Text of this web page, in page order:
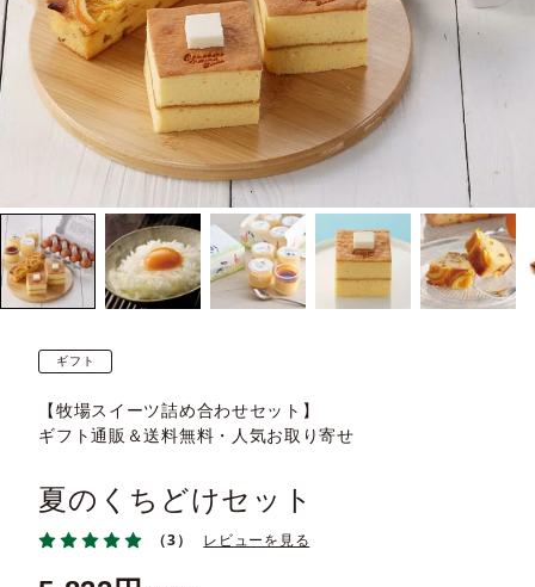
ギフト
【牧場スイーツ詰め合わせセット】
ギフト通販＆送料無料・人気お取り寄せ
夏のくちどけセット
（3） レビューを見る